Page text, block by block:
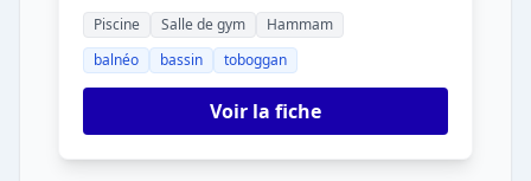
Piscine Salle de gym
Hammam
balnéo
bassin toboggan
Voir la fiche